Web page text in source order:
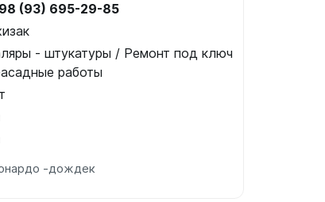
(93) 695-29-85
- штукатуры / Ремонт под ключ
работы
-дождек